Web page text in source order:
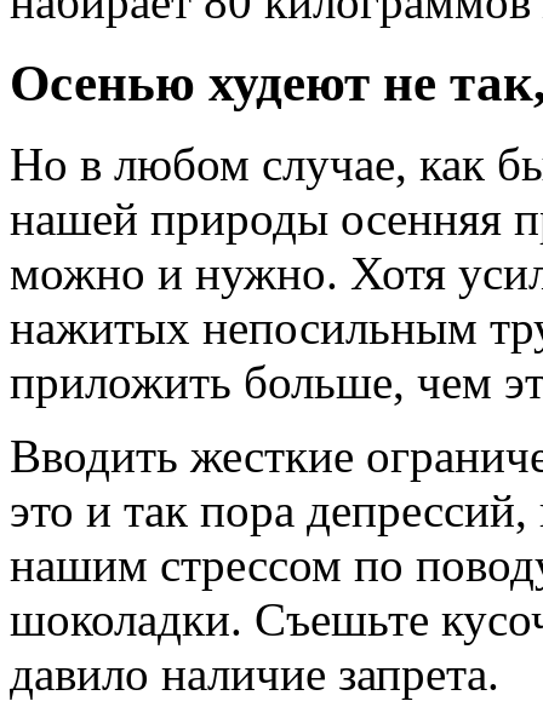
Осенью худеют не
Но в любом случае, как
нашей природы осенняя
можно и нужно. Хотя
нажитых непосильным
приложить больше, чем
Вводить жесткие
это и так пора
нашим стрессом по
шоколадки. Съешьте
давило наличие запрета.